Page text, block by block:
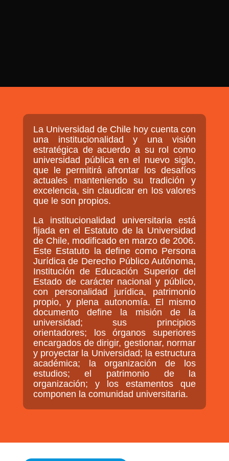
QUIENES SOMOS
MISIÓN
VISIÓN
GOBIERNO CORPORATIVO
NUESTRO EQUIPO
La Universidad de Chile hoy cuenta con
una institucionalidad y una visión
estratégica de acuerdo a su rol como
universidad pública en el nuevo siglo,
que le permitirá afrontar los desafíos
actuales manteniendo su tradición y
excelencia, sin claudicar en los valores
que le son propios.
La institucionalidad universitaria está
fijada en el Estatuto de la Universidad
de Chile, modificado en marzo de 2006.
Este Estatuto la define como Persona
Jurídica de Derecho Público Autónoma,
Institución de Educación Superior del
Estado de carácter nacional y público,
con personalidad jurídica, patrimonio
propio, y plena autonomía. El mismo
documento define la misión de la
universidad; sus principios
orientadores; los órganos superiores
encargados de dirigir, gestionar, normar
y proyectar la Universidad; la estructura
académica; la organización de los
estudios; el patrimonio de la
organización; y los estamentos que
componen la comunidad universitaria.